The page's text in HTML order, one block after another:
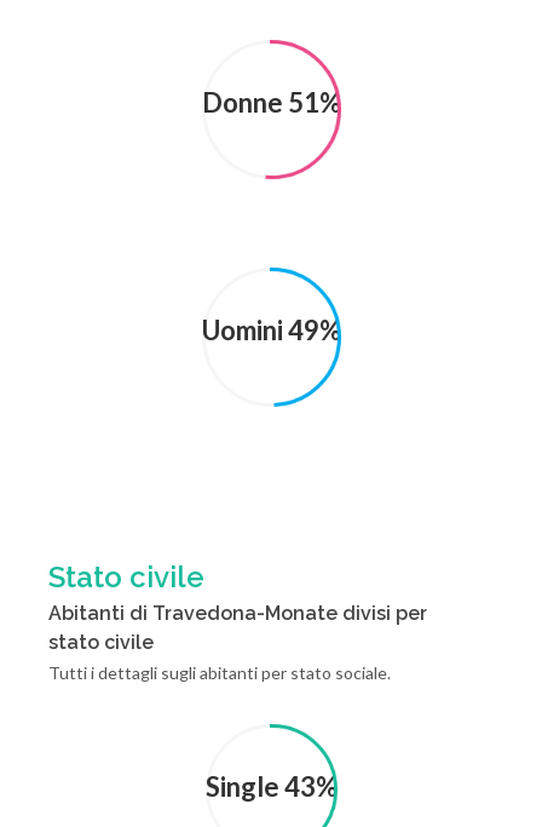
Donne 51%
Uomini 49%
Stato civile
Abitanti di Travedona-Monate divisi per
stato civile
Tutti i dettagli sugli abitanti per stato sociale.
Single 43%